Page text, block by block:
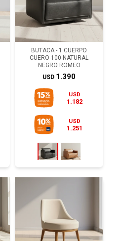
BUTACA - 1 CUERPO
CUERO-100-NATURAL
NEGRO ROMEO
USD 1.390
USD
1.182
USD
1.251